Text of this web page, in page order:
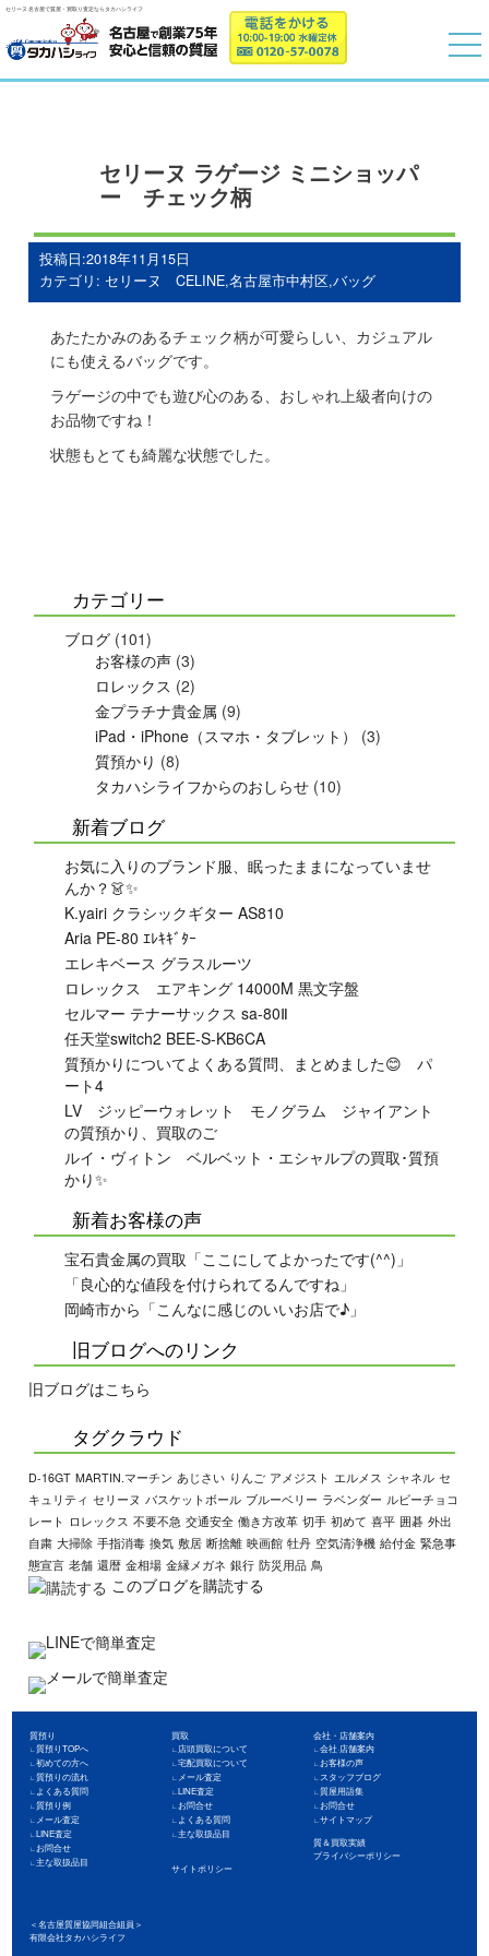
セリーヌ 名古屋で質屋・買取り査定ならタカハシライフ
セリーヌ ラゲージ ミニショッパ
ー チェック柄
投稿日:2018年11月15日
カテゴリ: セリーヌ CELINE,名古屋市中村区,バッグ
あたたかみのあるチェック柄が可愛らしい、カジュアル
にも使えるバッグです。
ラゲージの中でも遊び心のある、おしゃれ上級者向けの
お品物ですね！
状態もとても綺麗な状態でした。
カテゴリー
ブログ (101)
お客様の声 (3)
ロレックス (2)
金プラチナ貴金属 (9)
iPad・iPhone（スマホ・タブレット）
(3)
質預かり (8)
タカハシライフからのおしらせ (10)
新着ブログ
お気に入りのブランド服、眠ったままになっていませ
んか？👗✨
K.yairi クラシックギター AS810
Aria PE-80 ｴﾚｷｷﾞﾀｰ
エレキベース グラスルーツ
ロレックス エアキング 14000M 黒文字盤
セルマー テナーサックス sa-80Ⅱ
任天堂switch2 BEE-S-KB6CA
質預かりについてよくある質問、まとめました😊 パ
ート4
LV ジッピーウォレット モノグラム ジャイアント
の質預かり、買取のご
ルイ・ヴィトン ベルベット・エシャルプの買取･質預
かり✨
新着お客様の声
宝石貴金属の買取「ここにしてよかったです(^^)」
「良心的な値段を付けられてるんですね」
岡崎市から「こんなに感じのいいお店で♪」
旧ブログへのリンク
旧ブログはこちら
タグクラウド
D-16GT MARTIN.マーチン あじさい りんご アメジスト エルメス シャネル セ
キュリティ セリーヌ バスケットボール ブルーベリー ラベンダー ルビーチョコ
レート ロレックス 不要不急 交通安全 働き方改革 切手 初めて 喜平 囲碁 外出
自粛 大掃除 手指消毒 換気 敷居 断捨離 映画館 牡丹 空気清浄機 給付金 緊急事
態宣言 老舗 還暦 金相場 金縁メガネ 銀行 防災用品 鳥
このブログを購読する
質預り
質預りTOPへ
初めての方へ
質預りの流れ
よくある質問
質預り例
メール査定
LINE査定
お問合せ
主な取扱品目
買取
店頭買取について
宅配買取について
メール査定
LINE査定
お問合せ
よくある質問
主な取扱品目
会社・店舗案内
会社·店舗案内
お客様の声
スタッフブログ
質屋用語集
お問合せ
サイトマップ
質＆買取実績
プライバシーポリシー
サイトポリシー
＜名古屋質屋協同組合組員＞
有限会社タカハシライフ